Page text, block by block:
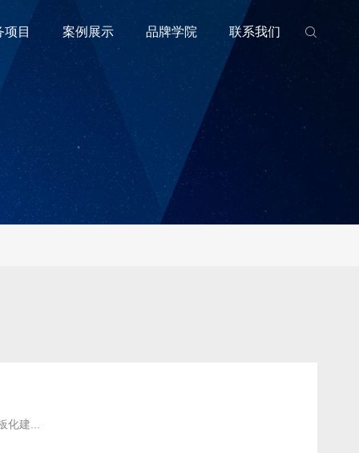

项目 案例展示 品牌学院 联系我们
建...